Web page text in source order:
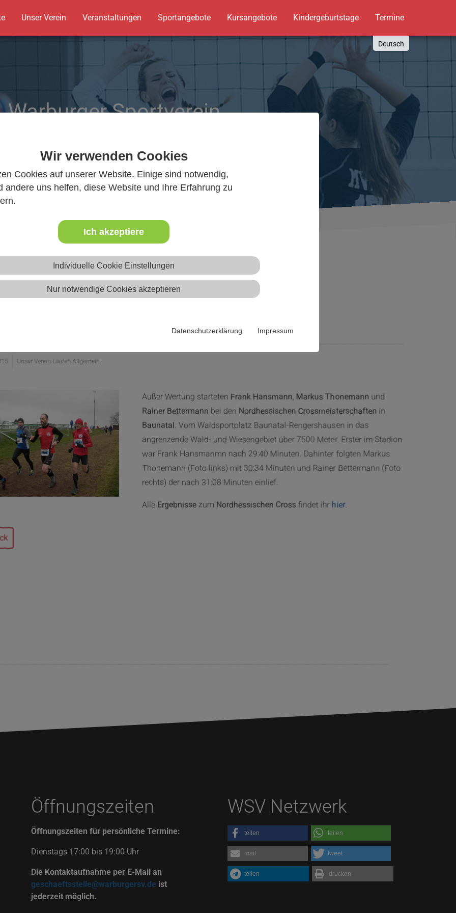
Wir verwenden Cookies
Cookies auf unserer Website. Einige sind notwendig,
andere uns helfen, diese Website und Ihre Erfahrung zu
Ich akzeptiere
Individuelle Cookie Einstellungen
Nur notwendige Cookies akzeptieren
Datenschutzerklärung Impressum
Unser Verein Veranstaltungen Sportangebote Kursangebote Kindergeburtstage Termine
Deutsch
English
Polish
Türkçe
Español
العربية
Warburger Sportverein
Unser Verein Laufen Allgemein
Außer Wertung starteten Frank Hansmann, Markus Thonemannund
Rainer Bettermann bei den Nordhessischen Crossmeisterschaftenin
Baunatal. Vom Waldsportplatz Baunatal-Rengershausen in das
angrenzende Wald- und Wiesengebiet über 7500 Meter. Erster im Stadion
war Frank Hansmanmn nach 29:40 Minuten. Dahinter folgten Markus
Thonemann (Foto links) mit 30:34 Minuten und Rainer Bettermann (Foto
rechts) der nach 31:08 Minuten einlief.
Alle Ergebnissezum Nordhessischen Cross findet ihr hier.
Öffnungszeiten
Öffnungszeiten für persönliche Termine:
Dienstags 17:00 bis 19:00 Uhr
Die Kontaktaufnahme per E-Mail an
geschaeftsstelle@warburgersv.de ist
jederzeit möglich.
WSV Netzwerk
teilen teilen
mail tweet
teilen drucken